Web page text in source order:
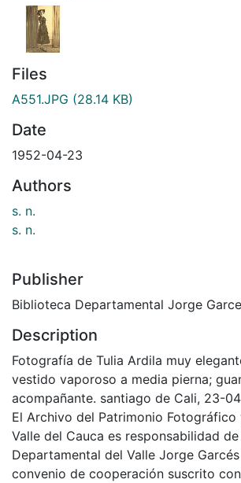
Files
A551.JPG (28.14 KB)
Date
1952-04-23
Authors
s. n.
s. n.
Publisher
Biblioteca Departamental Jorge
Description
Fotografía de Tulia Ardila muy
vestido vaporoso a media pierna;
acompañante. santiago de Cali, 23-
El Archivo del Patrimonio Fotográfico
Valle del Cauca es responsabilidad
Departamental del Valle Jorge
convenio de cooperación suscrito